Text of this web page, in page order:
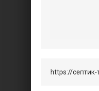
https://